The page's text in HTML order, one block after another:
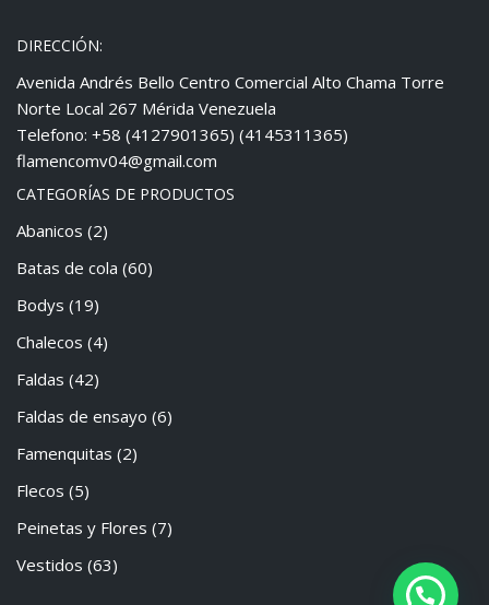
DIRECCIÓN:
Avenida Andrés Bello Centro Comercial Alto Chama Torre
Norte Local 267 Mérida Venezuela
Telefono: +58 (4127901365) (4145311365)
flamencomv04@gmail.com
CATEGORÍAS DE PRODUCTOS
Abanicos (2)
Batas de cola (60)
Bodys (19)
Chalecos (4)
Faldas (42)
Faldas de ensayo (6)
Famenquitas (2)
Flecos (5)
Peinetas y Flores (7)
Vestidos (63)